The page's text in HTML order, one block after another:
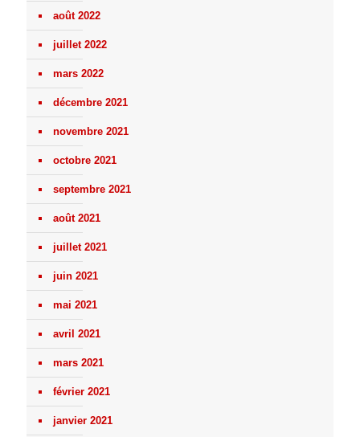
août 2022
juillet 2022
mars 2022
décembre 2021
novembre 2021
octobre 2021
septembre 2021
août 2021
juillet 2021
juin 2021
mai 2021
avril 2021
mars 2021
février 2021
janvier 2021